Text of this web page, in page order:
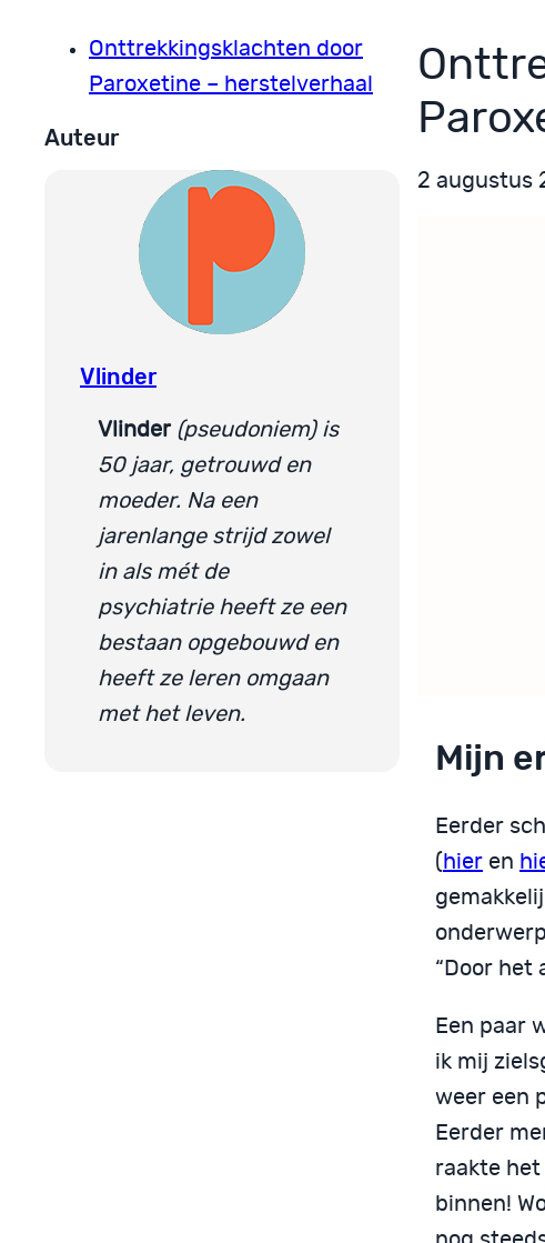
Onttrekkingsklachten door
Paroxetine – herstelverhaal
Auteur
Vlinder
Vlinder (pseudoniem) is
50 jaar, getrouwd en
moeder. Na een
jarenlange strijd zowel
in als mét de
psychiatrie heeft ze een
bestaan opgebouwd en
heeft ze leren omgaan
met het leven.
2 augustus
Mijn
Eerder
( hier en
“Door het
Een paar
ik mij
weer een
Eerder
raakte
binnen!